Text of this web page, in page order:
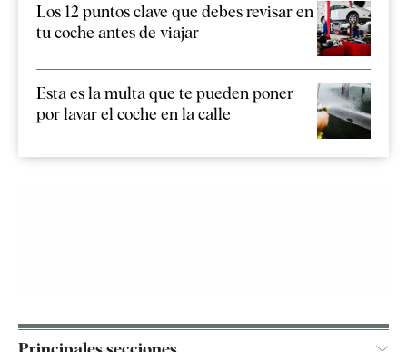
Los 12 puntos clave que debes revisar en
tu coche antes de viajar
Esta es la multa que te pueden poner
por lavar el coche en la calle